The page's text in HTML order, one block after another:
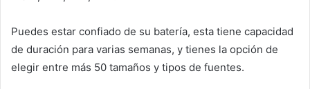
Puedes estar confiado de su batería, esta tiene capacidad
de duración para varias semanas, y tienes la opción de
elegir entre más 50 tamaños y tipos de fuentes.